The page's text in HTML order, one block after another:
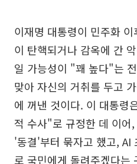
이재명 대통령이 민주화
이 탄핵되거나 감옥에 간
일 가능성이 "꽤 높다"는
맞아 자신의 거취를 두고
에 꺼낸 것이다. 이 대통령
적 수사"로 규정한 데 이어
'동결'부터 묶자고 했고, AI
로 국민에게 돌려주겠다는